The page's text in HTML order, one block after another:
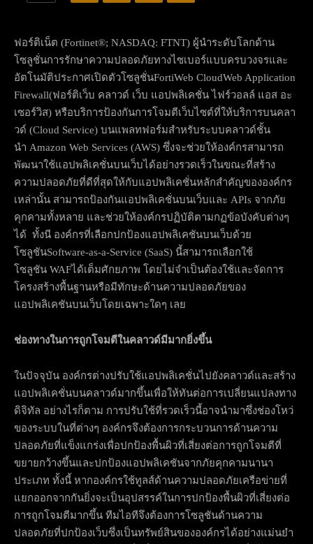
ฟอร์ติเน็ต (Fortinet®; NASDAQ: FTNT) ผู้นำระดับโลกด้าน
โซลูชั่นการรักษาความปลอดภัยทางไซเบอร์แบบครบวงจรและ
อัตโนมัติประกาศเปิดตัวโซลูชั่นFortiWeb CloudWeb Application
Firewall(ฟอร์ติเว็บ คลาวด์ เว็บ แอปพลิเคชั่น ไฟร์วอลล์ แอส อะ
เซอร์วิส) หรือบริการป้องกันการโจมตีเว็บไซต์ที่ให้บริการบนคลา
วด์ (Cloud Service) บนแพลทฟอร์มสำหรับระบบคลาวด์ชั้น
นำ Amazon Web Services (AWS) ซึ่งจะช่วยให้องค์กรสามารถ
พัฒนาใช้แอปพลิเคชั่นบนเว็บได้อย่างรวดเร็วในขณะที่สร้าง
ความปลอดภัยที่ดีที่สุดให้กับแอปพลิเคชั่นหลักสำคัญขององค์กร
เหล่านั้น สามารถป้องกันแอปพลิเคชั่นบนเว็บและ APIs จากภัย
คุกคามทั้งหลาย และช่วยให้องค์กรปฏิบัติตามกฏข้อบังคับต่างๆ
ได้ ทั้งนี องค์กรที่เลือกปกป้องแอปพลิเคชันบนเว็บด้วย
โซลูชันSoftware-as-a-Service (SaaS) นี้สามารถเลือกใช้
โซลูชัน WAFได้เต็มศักยภาพ โดยไม่จำเป็นต้องใช้และจัดการ
โครงสร้างพื้นฐานหรือมีทักษะด้านความปลอดภัยของ
แอปพลิเคชันบนเว็บโดยเฉพาะใดๆ เลย
ช่องทางในการถูกโจมตีในคลาวด์มีมากยิ่งขึ้น
ในปัจจุบัน องค์กรต่างปรับใช้แอปพลิเคชั่นไปยังคลาวด์และสร้าง
แอปพลิเคชั่นบนคลาวด์มากขึ้นเพื่อให้ทันต่อการเปลี่ยนแปลงทาง
ดิจิทัล อย่างไรก็ตาม การปรับใช้ที่รวดเร็วนี้อาจนำมาซึ่งช่องโหว่
ของระบบในที่ต่างๆ องค์กรจึงต้องการกระบวนการด้านความ
ปลอดภัยที่แข็งแกร่งเพื่อปกป้องพื้นผิวที่เสี่ยงต่อการถูกโจมตีที่
ขยายกว้างขึ้นและปกป้องแอปพลิเคชันจากภัยคุกคามนานา
ประเภท ทั้งนี้ หากองค์กรใช้ทูลส์ด้านความปลอดภัยเครือข่ายที่
แยกออกจากกันยิ่งจะเป็นอุปสรรค์ในการปกป้องพื้นผิวที่เสี่ยงต่อ
การถูกโจมตีมากขึ้น ทีมไอทีจึงต้องการโซลูชันด้านความ
ปลอดภัยที่ปกป้องเว็บซึ่งเป็นทรัพย์สินขององค์กรได้อย่างแม่นยำ